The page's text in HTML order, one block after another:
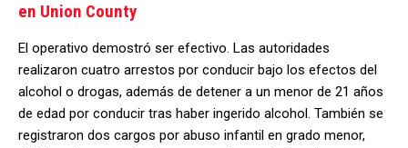
en Union County
El operativo demostró ser efectivo. Las autoridades
realizaron cuatro arrestos por conducir bajo los efectos del
alcohol o drogas, además de detener a un menor de 21 años
de edad por conducir tras haber ingerido alcohol. También se
registraron dos cargos por abuso infantil en grado menor,